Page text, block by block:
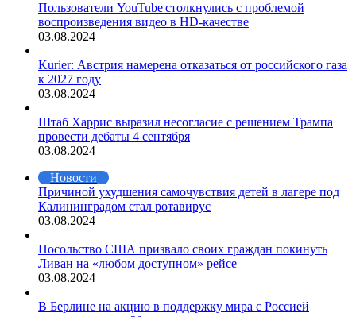
Пользователи YouTube столкнулись с проблемой
воспроизведения видео в HD-качестве
03.08.2024
Kurier: Австрия намерена отказаться от российского газа
к 2027 году
03.08.2024
Штаб Харрис выразил несогласие с решением Трампа
провести дебаты 4 сентября
03.08.2024
Новости
Причиной ухудшения самочувствия детей в лагере под
Калининградом стал ротавирус
03.08.2024
Посольство США призвало своих граждан покинуть
Ливан на «любом доступном» рейсе
03.08.2024
В Берлине на акцию в поддержку мира с Россией